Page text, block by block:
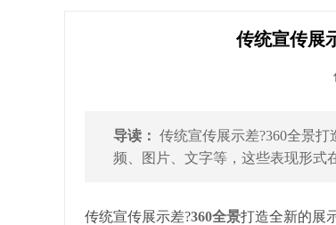
传统宣传展
导读： 传统宣传展示差?360全景
频、图片、文字等，这些表现形式
传统宣传展示差?360全景打造全新的展